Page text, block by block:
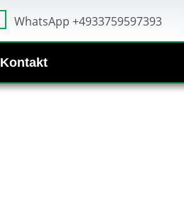
WhatsApp +4933759597393
Kontakt